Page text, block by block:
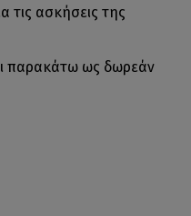
τις ασκήσεις της
παρακάτω ως δωρεάν